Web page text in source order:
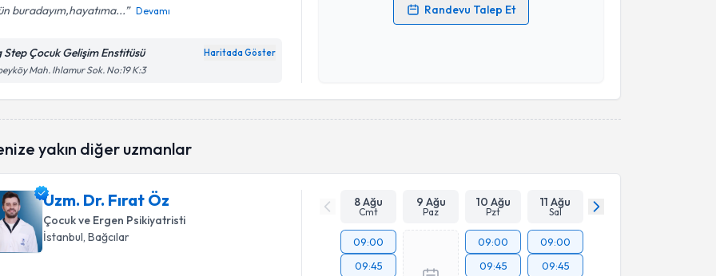
buradayım,hayatıma...
Devamı
Step Çocuk Gelişim Enstitüsü Haritada Göster
Mah. Ihlamur Sok. No:19 K:3
Randevu Talep Et
Kişisel verilerimin işlenmesine ilişkinAydınlatma Metni
yakın diğer uzmanlar
Uzm. Dr. Fırat Öz
Çocuk ve Ergen Psikiyatristi
İstanbul, Bağcılar
8 Ağu
Cmt
9 Ağu
Paz
10 Ağu
Pzt
11 Ağu
Sal
09:00
09:45
09:00
09:45
09:00
09:45